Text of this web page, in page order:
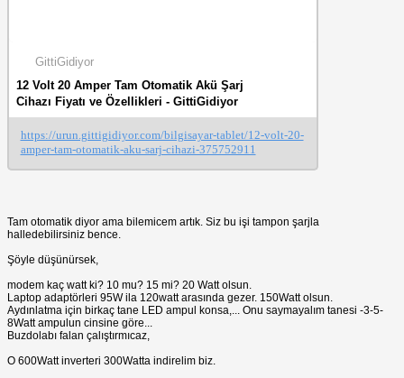
GittiGidiyor
12 Volt 20 Amper Tam Otomatik Akü Şarj
Cihazı Fiyatı ve Özellikleri - GittiGidiyor
https://urun.gittigidiyor.com/bilgisayar-tablet/12-volt-20-
amper-tam-otomatik-aku-sarj-cihazi-375752911
Tam otomatik diyor ama bilemicem artık. Siz bu işi tampon şarjla
halledebilirsiniz bence.
Şöyle düşünürsek,
modem kaç watt ki? 10 mu? 15 mi? 20 Watt olsun.
Laptop adaptörleri 95W ila 120watt arasında gezer. 150Watt olsun.
Aydınlatma için birkaç tane LED ampul konsa,... Onu saymayalım tanesi -3-5-
8Watt ampulun cinsine göre...
Buzdolabı falan çalıştırmıcaz,
O 600Watt inverteri 300Watta indirelim biz.